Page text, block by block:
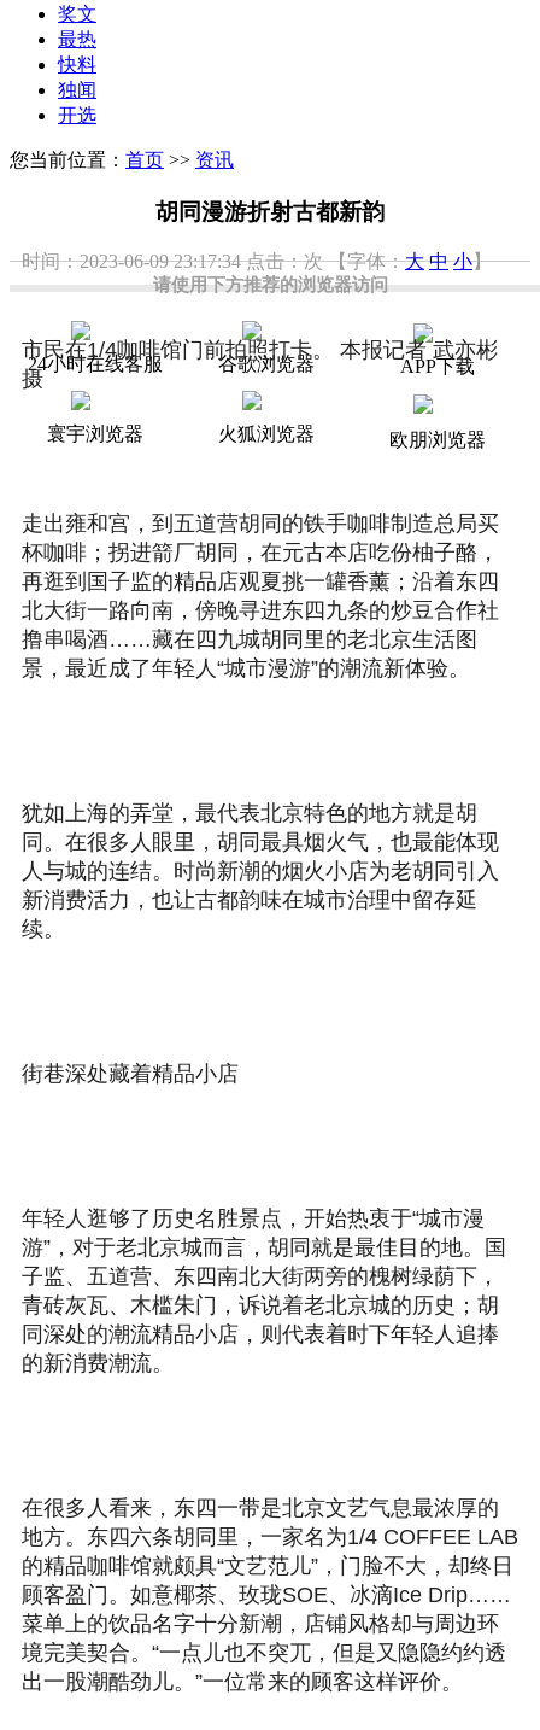
请使用下方推荐的浏览器访问
24小时在线客服 谷歌浏览器 APP下载
寰宇浏览器 火狐浏览器 欧朋浏览器
奖文
最热
快料
独闻
开选
您当前位置： 首页 >> 资讯
胡同漫游折射古都新韵
时间：2023-06-09 23:17:34点击：次 【字体：大 中 小】
市民在1/4咖啡馆门前拍照打卡。 本报记者 武亦彬
摄
走出雍和宫，到五道营胡同的铁手咖啡制造总局买
杯咖啡；拐进箭厂胡同，在元古本店吃份柚子酪，
再逛到国子监的精品店观夏挑一罐香薰；沿着东四
北大街一路向南，傍晚寻进东四九条的炒豆合作社
撸串喝酒……藏在四九城胡同里的老北京生活图
景，最近成了年轻人“城市漫游”的潮流新体验。
犹如上海的弄堂，最代表北京特色的地方就是胡
同。在很多人眼里，胡同最具烟火气，也最能体现
人与城的连结。时尚新潮的烟火小店为老胡同引入
新消费活力，也让古都韵味在城市治理中留存延
续。
街巷深处藏着精品小店
年轻人逛够了历史名胜景点，开始热衷于“城市漫
游”，对于老北京城而言，胡同就是最佳目的地。国
子监、五道营、东四南北大街两旁的槐树绿荫下，
青砖灰瓦、木槛朱门，诉说着老北京城的历史；胡
同深处的潮流精品小店，则代表着时下年轻人追捧
的新消费潮流。
在很多人看来，东四一带是北京文艺气息最浓厚的
地方。东四六条胡同里，一家名为1/4 COFFEE LAB
的精品咖啡馆就颇具“文艺范儿”，门脸不大，却终日
顾客盈门。如意椰茶、玫珑SOE、冰滴Ice Drip……
菜单上的饮品名字十分新潮，店铺风格却与周边环
境完美契合。“一点儿也不突兀，但是又隐隐约约透
出一股潮酷劲儿。”一位常来的顾客这样评价。